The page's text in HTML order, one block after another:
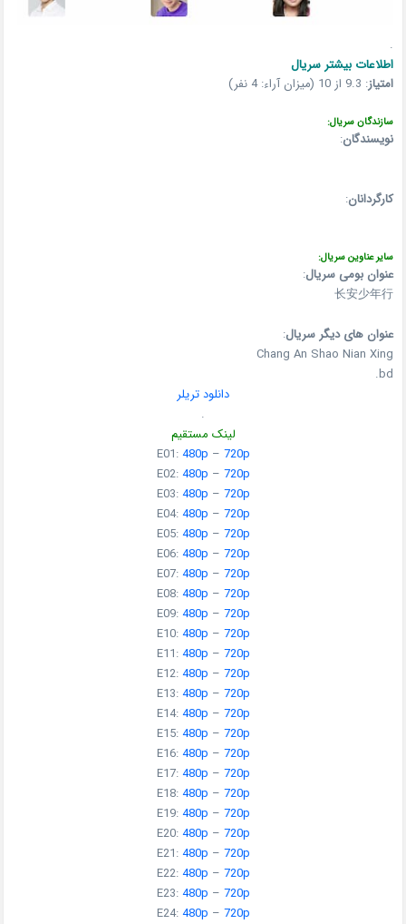
.
اطلاعات بیشتر سریال
امتیاز: 9.3 از 10 (میزان آراء: 4 نفر)
سازندگان سریال:
نویسندگان:
کارگردانان:
سایر عناوین سریال:
عنوان بومی سریال:
长安少年行
عنوان های دیگر سریال:
Chang An Shao Nian Xing
bd.
دانلود تریلر
.
لینک مستقیم
E01:480p – 720p
E02:480p – 720p
E03:480p – 720p
E04:480p – 720p
E05:480p – 720p
E06:480p – 720p
E07:480p – 720p
E08:480p – 720p
E09:480p – 720p
E10:480p – 720p
E11:480p – 720p
E12:480p – 720p
E13:480p – 720p
E14:480p – 720p
E15:480p – 720p
E16:480p – 720p
E17:480p – 720p
E18:480p – 720p
E19:480p – 720p
E20:480p – 720p
E21:480p – 720p
E22:480p – 720p
E23:480p – 720p
E24:480p – 720p